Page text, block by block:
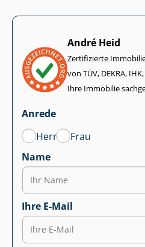
André Heid
Zertifizierte
von TÜV, DEKRA,
Ihre Immobilie
Anrede
Herr
Frau
Name
Ihre E-Mail